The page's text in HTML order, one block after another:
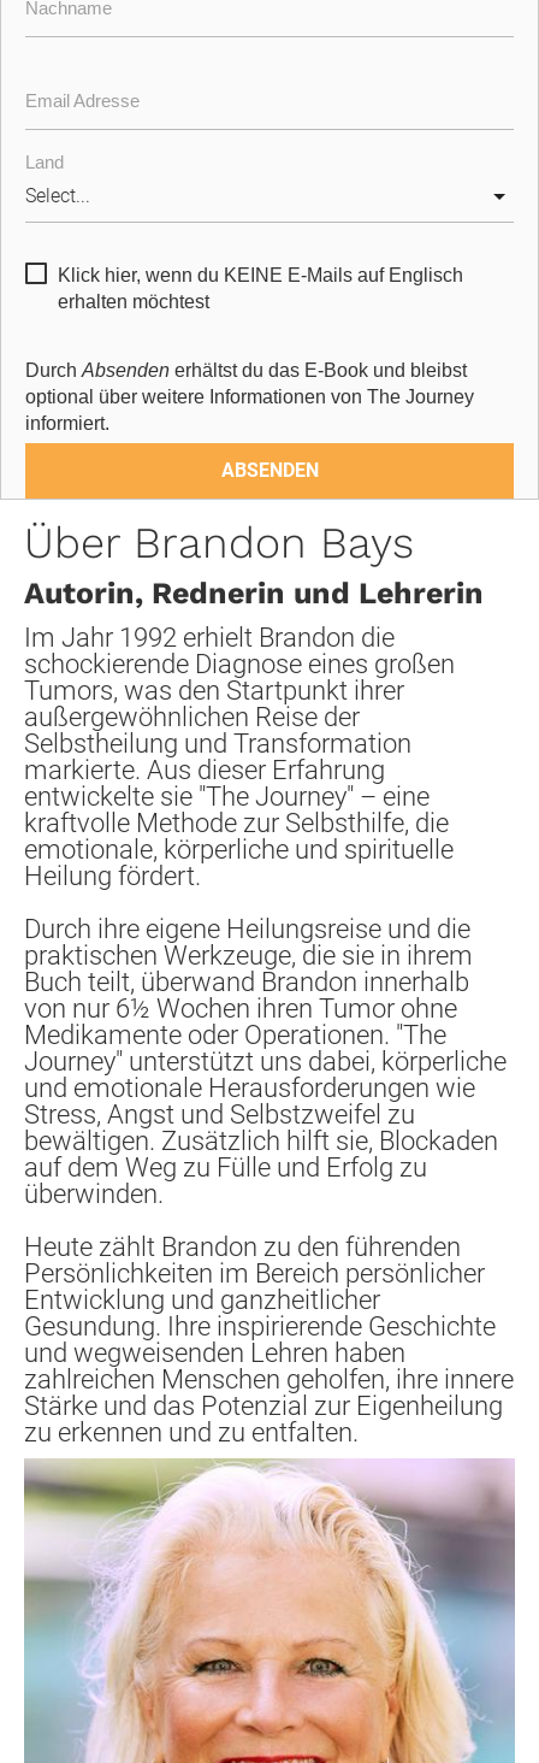
Nachname
Email Adresse
Land
Klick hier, wenn du KEINE E-Mails auf Englisch
erhalten möchtest
Durch Absenden erhältst du das E-Book und bleibst
optional über weitere Informationen von The Journey
informiert.
ABSENDEN
Über Brandon Bays
Autorin, Rednerin und Lehrerin
Im Jahr 1992 erhielt Brandon die
schockierende Diagnose eines großen
Tumors, was den Startpunkt ihrer
außergewöhnlichen Reise der
Selbstheilung und Transformation
markierte. Aus dieser Erfahrung
entwickelte sie "The Journey" – eine
kraftvolle Methode zur Selbsthilfe, die
emotionale, körperliche und spirituelle
Heilung fördert.
Durch ihre eigene Heilungsreise und die
praktischen Werkzeuge, die sie in ihrem
Buch teilt, überwand Brandon innerhalb
von nur 6½ Wochen ihren Tumor ohne
Medikamente oder Operationen. "The
Journey" unterstützt uns dabei, körperliche
und emotionale Herausforderungen wie
Stress, Angst und Selbstzweifel zu
bewältigen. Zusätzlich hilft sie, Blockaden
auf dem Weg zu Fülle und Erfolg zu
überwinden.
Heute zählt Brandon zu den führenden
Persönlichkeiten im Bereich persönlicher
Entwicklung und ganzheitlicher
Gesundung. Ihre inspirierende Geschichte
und wegweisenden Lehren haben
zahlreichen Menschen geholfen, ihre innere
Stärke und das Potenzial zur Eigenheilung
zu erkennen und zu entfalten.